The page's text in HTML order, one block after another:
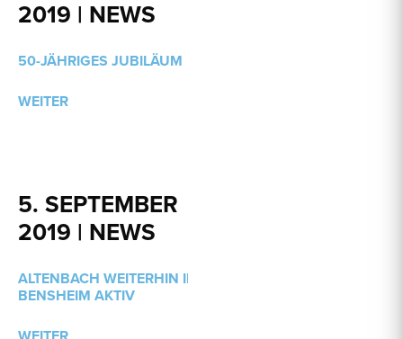
2019 | NEWS
50-JÄHRIGES JUBILÄUM
WEITER
5. SEPTEMBER
2019 | NEWS
ALTENBACH WEITERHIN IN
BENSHEIM AKTIV